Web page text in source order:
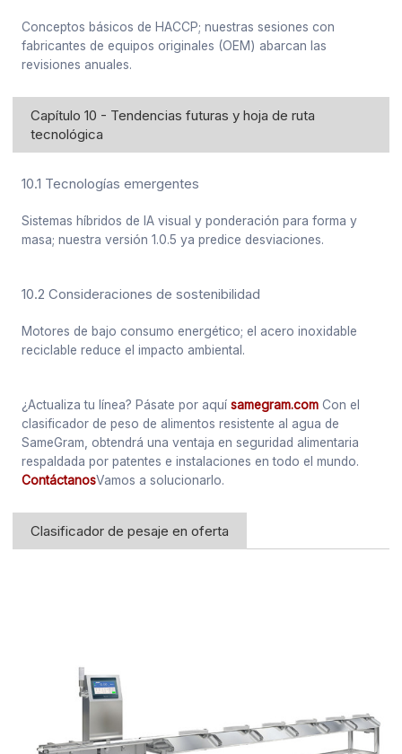
Conceptos básicos de HACCP; nuestras sesiones con
fabricantes de equipos originales (OEM) abarcan las
revisiones anuales.
Capítulo 10 - Tendencias futuras y hoja de ruta
tecnológica
10.1 Tecnologías emergentes
Sistemas híbridos de IA visual y ponderación para forma y
masa; nuestra versión 1.0.5 ya predice desviaciones.
10.2 Consideraciones de sostenibilidad
Motores de bajo consumo energético; el acero inoxidable
reciclable reduce el impacto ambiental.
¿Actualiza tu línea? Pásate por aquísamegram.com Con el
clasificador de peso de alimentos resistente al agua de
SameGram, obtendrá una ventaja en seguridad alimentaria
respaldada por patentes e instalaciones en todo el mundo.
ContáctanosVamos a solucionarlo.
Clasificador de pesaje en oferta